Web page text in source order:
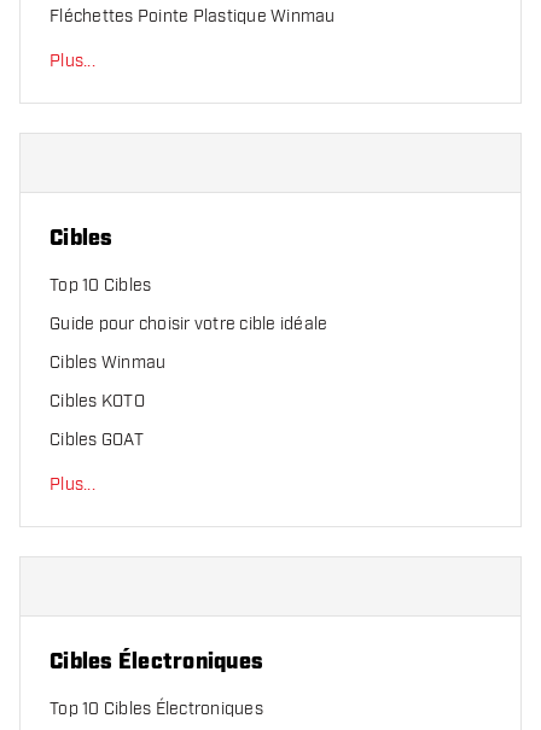
Fléchettes Pointe Plastique Winmau
Plus...
Cibles
Top 10 Cibles
Guide pour choisir votre cible idéale
Cibles Winmau
Cibles KOTO
Cibles GOAT
Plus...
Cibles Électroniques
Top 10 Cibles Électroniques